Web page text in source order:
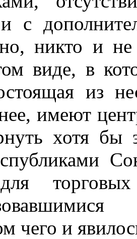
с
никто и
виде, в
из
имеют
хотя бы
чего и